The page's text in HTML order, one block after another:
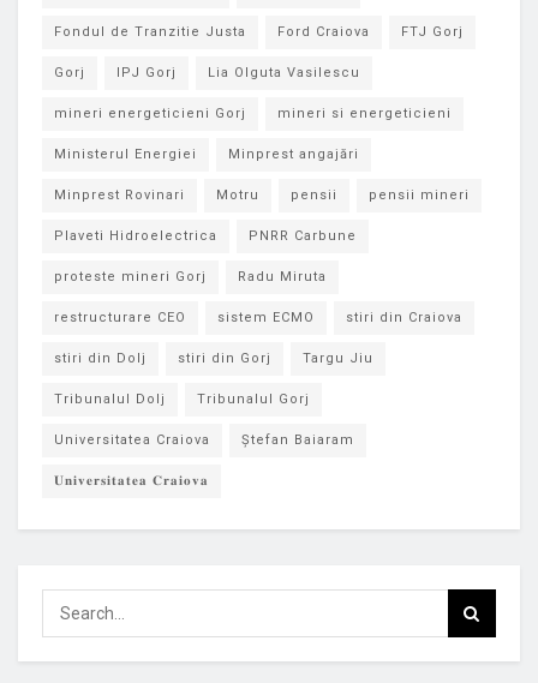
Fondul de Tranzitie Justa Ford Craiova FTJ Gorj
Gorj IPJ Gorj Lia Olguta Vasilescu
mineri energeticieni Gorj mineri si energeticieni
Ministerul Energiei Minprest angajări
Minprest Rovinari Motru pensii pensii mineri
Plaveti Hidroelectrica PNRR Carbune
proteste mineri Gorj Radu Miruta
restructurare CEO sistem ECMO stiri din Craiova
stiri din Dolj stiri din Gorj Targu Jiu
Tribunalul Dolj Tribunalul Gorj
Universitatea Craiova Ștefan Baiaram
𝐔𝐧𝐢𝐯𝐞𝐫𝐬𝐢𝐭𝐚𝐭𝐞𝐚 𝐂𝐫𝐚𝐢𝐨𝐯𝐚